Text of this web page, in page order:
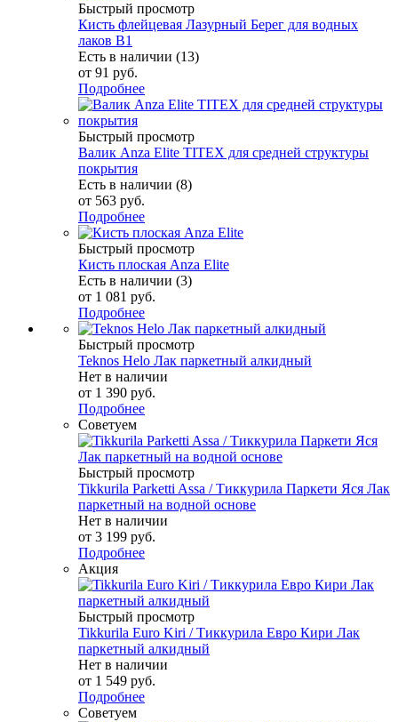
Быстрый просмотр
Кисть флейцевая Лазурный Берег для водных
лаков В1
Есть в наличии (13)
от 91 руб.
Подробнее
Быстрый просмотр
Валик Anza Elite TITEX для средней структуры
покрытия
Есть в наличии (8)
от 563 руб.
Подробнее
Быстрый просмотр
Кисть плоская Anza Elite
Есть в наличии (3)
от 1 081 руб.
Подробнее
Быстрый просмотр
Teknos Helo Лак паркетный алкидный
Нет в наличии
от 1 390 руб.
Подробнее
Советуем
Быстрый просмотр
Tikkurila Parketti Assa / Тиккурила Паркети Яся Лак
паркетный на водной основе
Нет в наличии
от 3 199 руб.
Подробнее
Акция
Быстрый просмотр
Tikkurila Euro Kiri / Тиккурила Евро Кири Лак
паркетный алкидный
Нет в наличии
от 1 549 руб.
Подробнее
Советуем